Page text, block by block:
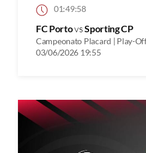
01:49:58
FC PortovsSporting CP
Campeonato Placard | Play-
03/06/2026 19:55